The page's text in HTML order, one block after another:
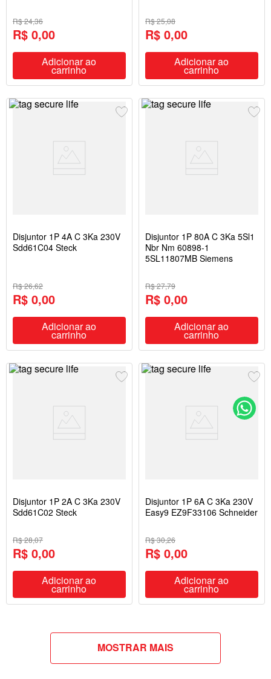
R$ 24,36
R$ 0,00
Adicionar ao
carrinho
R$ 25,08
R$ 0,00
Adicionar ao
carrinho
Disjuntor 1P 4A C 3Ka 230V
Sdd61C04 Steck
R$ 26,62
R$ 0,00
Adicionar ao
carrinho
Disjuntor 1P 80A C 3Ka 5Sl1
Nbr Nm 60898-1
5SL11807MB Siemens
R$ 27,79
R$ 0,00
Adicionar ao
carrinho
Disjuntor 1P 2A C 3Ka 230V
Sdd61C02 Steck
R$ 28,07
R$ 0,00
Adicionar ao
carrinho
Disjuntor 1P 6A C 3Ka 230V
Easy9 EZ9F33106 Schneider
R$ 30,26
R$ 0,00
Adicionar ao
carrinho
MOSTRAR MAIS